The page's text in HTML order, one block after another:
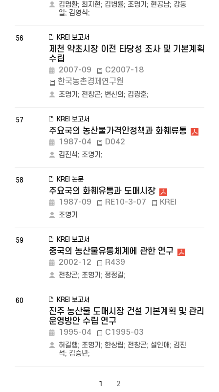
김명환; 최지현; 김병률; 조명기 ; 현공남; 강동
일; 김영식;
56 KREI 보고서
제천 약초시장 이전 타당성 조사 및 기본계획
수립
2007-09
C2007-18
한국농촌경제연구원
조명기 ; 전창곤; 변신의 ; 김광훈;
57 KREI 보고서
주요국의 농산물가격안정책과 화훼류통
1987-04 D042
김진석; 조명기 ;
58 KREI 논문
주요국의 화훼유통과 도매시장
1987-09 RE10-3-07 KREI
조명기
59 KREI 보고서
중국의 농산물유통체계에 관한 연구
2002-12 R439
전창곤; 조명기 ; 정정길;
60 KREI 보고서
진주 농산물 도매시장 건설 기본계획 및 관리
운영방안 수립 연구
1995-04 C1995-03
허길행; 조명기 ; 한상립; 전창곤; 설인애; 김진
석; 김승년;
1 2